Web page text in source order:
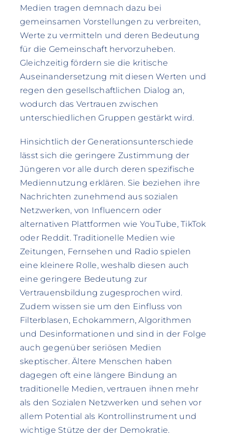
Medien tragen demnach dazu bei
gemeinsamen Vorstellungen zu verbreiten,
Werte zu vermitteln und deren Bedeutung
für die Gemeinschaft hervorzuheben.
Gleichzeitig fördern sie die kritische
Auseinandersetzung mit diesen Werten und
regen den gesellschaftlichen Dialog an,
wodurch das Vertrauen zwischen
unterschiedlichen Gruppen gestärkt wird.
Hinsichtlich der Generationsunterschiede
lässt sich die geringere Zustimmung der
Jüngeren vor alle durch deren spezifische
Mediennutzung erklären. Sie beziehen ihre
Nachrichten zunehmend aus sozialen
Netzwerken, von Influencern oder
alternativen Plattformen wie YouTube, TikTok
oder Reddit. Traditionelle Medien wie
Zeitungen, Fernsehen und Radio spielen
eine kleinere Rolle, weshalb diesen auch
eine geringere Bedeutung zur
Vertrauensbildung zugesprochen wird.
Zudem wissen sie um den Einfluss von
Filterblasen, Echokammern, Algorithmen
und Desinformationen und sind in der Folge
auch gegenüber seriösen Medien
skeptischer. Ältere Menschen haben
dagegen oft eine längere Bindung an
traditionelle Medien, vertrauen ihnen mehr
als den Sozialen Netzwerken und sehen vor
allem Potential als Kontrollinstrument und
wichtige Stütze der der Demokratie.